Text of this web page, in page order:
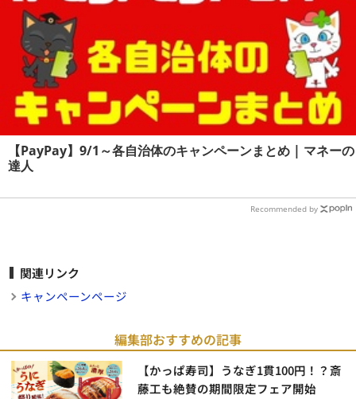
【PayPay】9/1～各自治体のキャンペーンまとめ | マネーの
達人
Recommended by
関連リンク
キャンペーンページ
編集部おすすめの記事
【かっぱ寿司】うなぎ1貫100円！？斎
藤工も絶賛の期間限定フェア開始